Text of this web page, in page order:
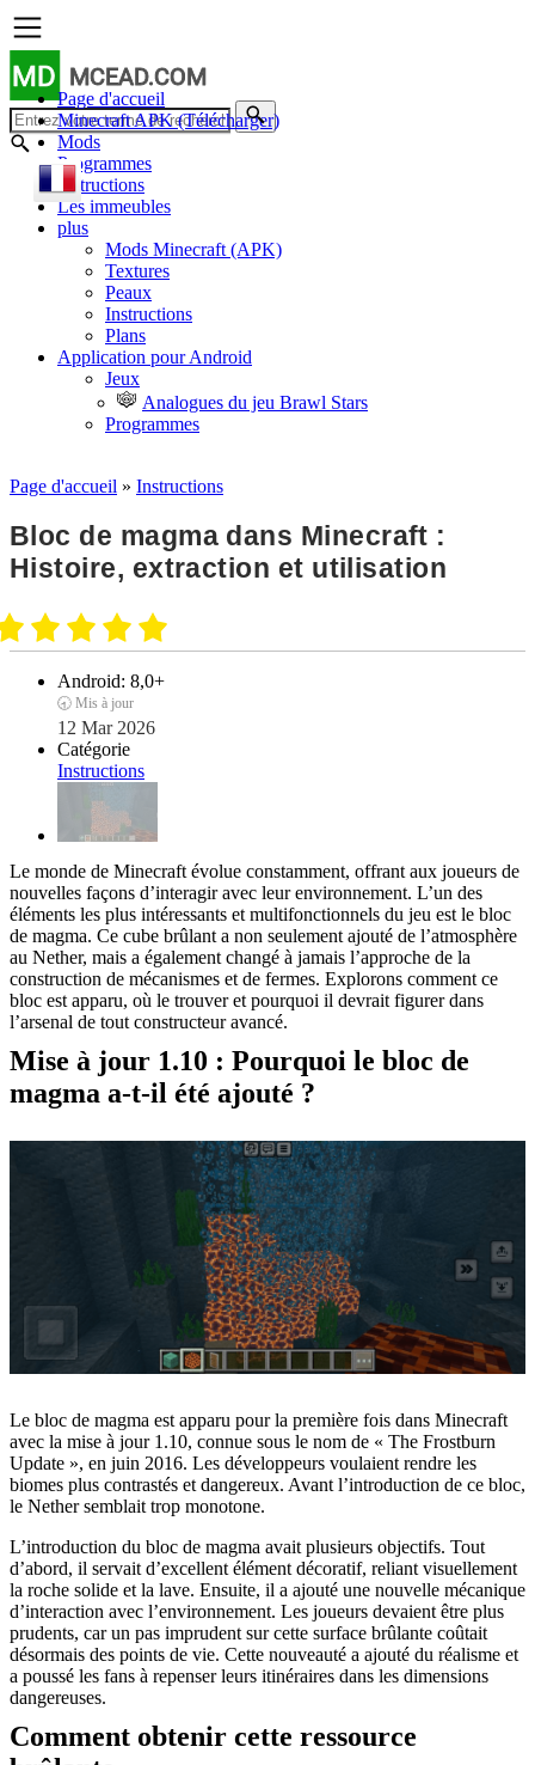
MD MCEAD.COM
Page d'accueil
Minecraft APK (Télécharger)
Mods
Programmes
Instructions
Les immeubles
plus
Mods Minecraft (APK)
Textures
Peaux
Instructions
Plans
Application pour Android
Jeux
Analogues du jeu Brawl Stars
Programmes
Page d'accueil » Instructions
Bloc de magma dans Minecraft :
Histoire, extraction et utilisation
Android: 8,0+
🕣 Mis à jour
12 Mar 2026
Catégorie
Instructions
Le monde de Minecraft évolue constamment, offrant aux joueurs de
nouvelles façons d’interagir avec leur environnement. L’un des
éléments les plus intéressants et multifonctionnels du jeu est le bloc
de magma. Ce cube brûlant a non seulement ajouté de l’atmosphère
au Nether, mais a également changé à jamais l’approche de la
construction de mécanismes et de fermes. Explorons comment ce
bloc est apparu, où le trouver et pourquoi il devrait figurer dans
l’arsenal de tout constructeur avancé.
Mise à jour 1.10 : Pourquoi le bloc de
magma a-t-il été ajouté ?
Le bloc de magma est apparu pour la première fois dans Minecraft
avec la mise à jour 1.10, connue sous le nom de « The Frostburn
Update », en juin 2016. Les développeurs voulaient rendre les
biomes plus contrastés et dangereux. Avant l’introduction de ce bloc,
le Nether semblait trop monotone.
L’introduction du bloc de magma avait plusieurs objectifs. Tout
d’abord, il servait d’excellent élément décoratif, reliant visuellement
la roche solide et la lave. Ensuite, il a ajouté une nouvelle mécanique
d’interaction avec l’environnement. Les joueurs devaient être plus
prudents, car un pas imprudent sur cette surface brûlante coûtait
désormais des points de vie. Cette nouveauté a ajouté du réalisme et
a poussé les fans à repenser leurs itinéraires dans les dimensions
dangereuses.
Comment obtenir cette ressource